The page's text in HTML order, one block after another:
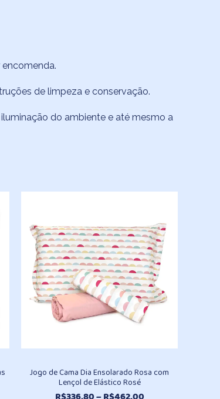
de limpeza e conservação.
do ambiente e até mesmo a
Jogo de Cama Dia Ensolarado Rosa com
Lençol de Elástico Rosé